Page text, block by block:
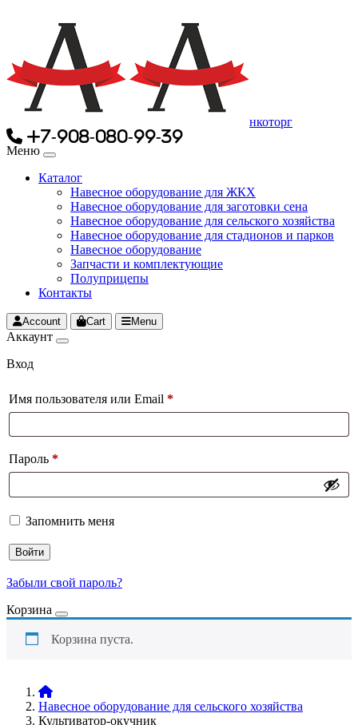
нкоторг
+7-908-080-99-39
Меню
Каталог
Навесное оборудование для ЖКХ
Навесное оборудование для заготовки сена
Навесное оборудование для сельского хозяйства
Навесное оборудование для стадионов и парков
Навесное оборудование
Запчасти и комплектующие
Полуприцепы
Контакты
Account Cart Menu
Аккаунт
Вход
Имя пользователя или Email *
Пароль *
Запомнить меня
Войти
Забыли свой пароль?
Корзина
Корзина пуста.
Навесное оборудование для сельского хозяйства
Культиватор-окучник